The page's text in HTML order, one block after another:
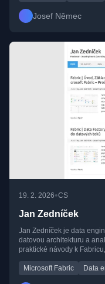
Josef Němec
19. 2. 2026•CS
Jan Zedníček
Jan Zedníček je data
datovou architekturu a
praktické návody k
Microsoft Fabric
Data